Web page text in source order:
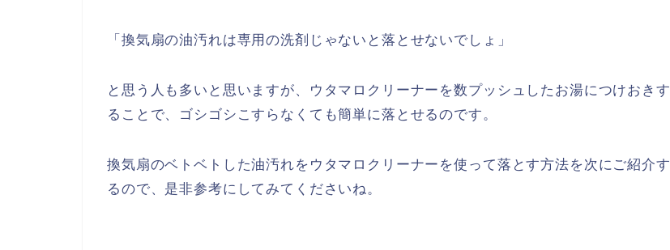
「換気扇の油汚れは専用の洗剤じゃないと落とせないでしょ」
と思う人も多いと思いますが、ウタマロクリーナーを数プッシュしたお湯につけおきす
ることで、ゴシゴシこすらなくても簡単に落とせるのです。
換気扇のベトベトした油汚れをウタマロクリーナーを使って落とす方法を次にご紹介す
るので、是非参考にしてみてくださいね。